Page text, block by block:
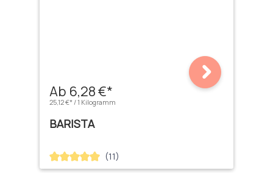
Ab 6,28 €*
25,12 €* / 1 Kilogramm
BARISTA
Durchschnittliche Bewertung von 5 von 5 Sternen
(11)